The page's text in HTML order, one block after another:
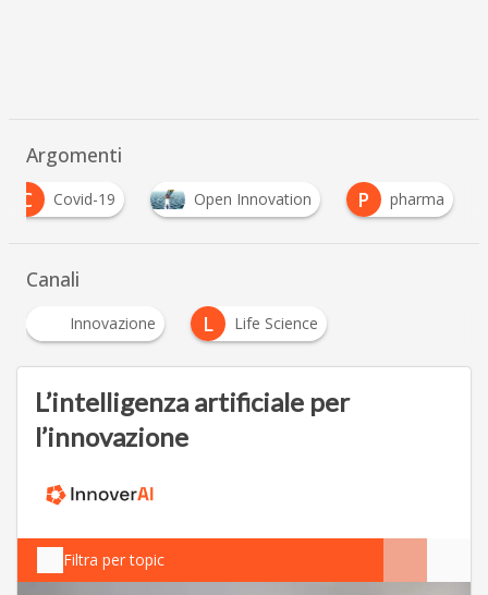
Argomenti
C
Covid-19 Open Innovation P pharma
Canali
Innovazione L Life Science
L’intelligenza artificiale per
l’innovazione
Filtra per topic